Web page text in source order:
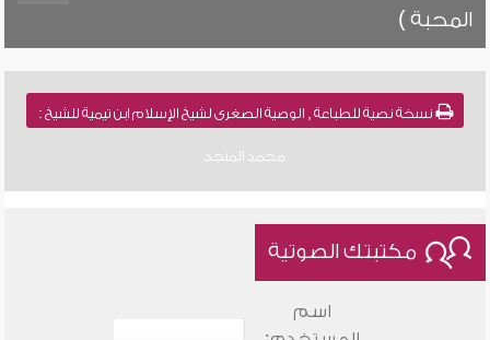
المحبة )
نسخة نصية للطباعة , الوصية الصغرى لشيخ الإسلام ابن تيمية للشيخ :
محمد المنجد
مكتبتك الصوتية
اسم